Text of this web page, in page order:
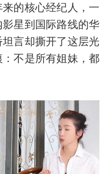
的核心经纪人，一
星到国际路线的华
言却撕开了这层光
不是所有姐妹，都